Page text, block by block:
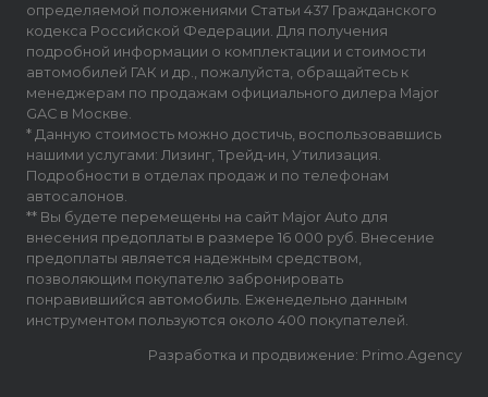
определяемой положениями Статьи 437 Гражданского
кодекса Российской Федерации. Для получения
подробной информации о комплектации и стоимости
автомобилей ГАК и др., пожалуйста, обращайтесь к
менеджерам по продажам официального дилера Major
GAC в Москве.
* Данную стоимость можно достичь, воспользовавшись
нашими услугами: Лизинг, Трейд-ин, Утилизация.
Подробности в отделах продаж и по телефонам
автосалонов.
** Вы будете перемещены на сайт Major Auto для
внесения предоплаты в размере 16 000 руб. Внесение
предоплаты является надежным средством,
позволяющим покупателю забронировать
понравившийся автомобиль. Еженедельно данным
инструментом пользуются около 400 покупателей.
Разработка и продвижение: Primo.Agency